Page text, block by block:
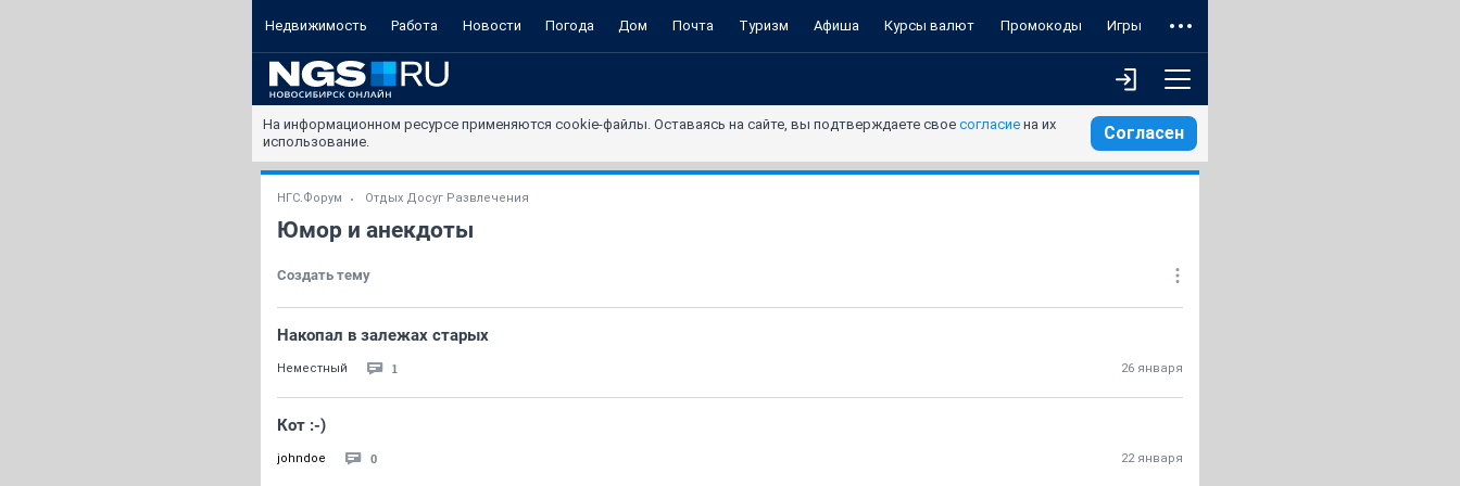
Недвижимость Работа Новости Погода Дом Почта Туризм Афиша Курсы валют Промокоды Игры
На информационном ресурсе применяются cookie-файлы. Оставаясь на сайте, вы подтверждаете свое согласие на их
использование.
Согласен
НГС.Форум Отдых Досуг Развлечения
Юмор и анекдоты
Создать тему
Накопал в залежах старых
Неместный 1 26 января
Кот :-)
johndoe 0 22 января